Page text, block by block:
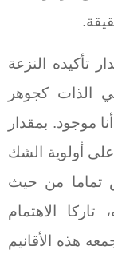
تأكيده النزعة
الذات كجوهر
موجود. بمقدار
أولوية الشك
تماما من حيث
الاهتمام
هذه الأقانيم